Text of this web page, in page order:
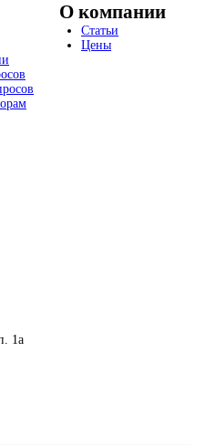
О компании
Статьи
Цены
1а